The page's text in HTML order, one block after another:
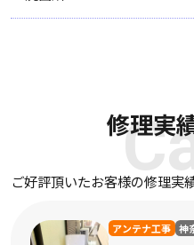
修理実
ご好評頂いたお客様の修理実
アンテナ工事 神